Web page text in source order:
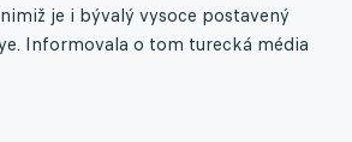
je i bývalý vysoce postavený
Informovala o tom turecká média